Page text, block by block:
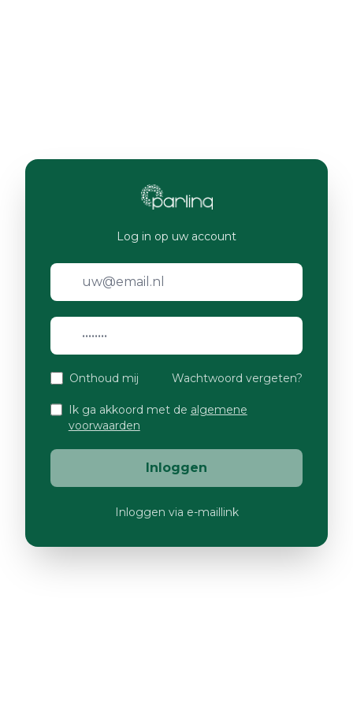
Log in op uw account
Onthoud mij Wachtwoord vergeten?
Ik ga akkoord met de algemene
voorwaarden
Inloggen
Inloggen via e-maillink